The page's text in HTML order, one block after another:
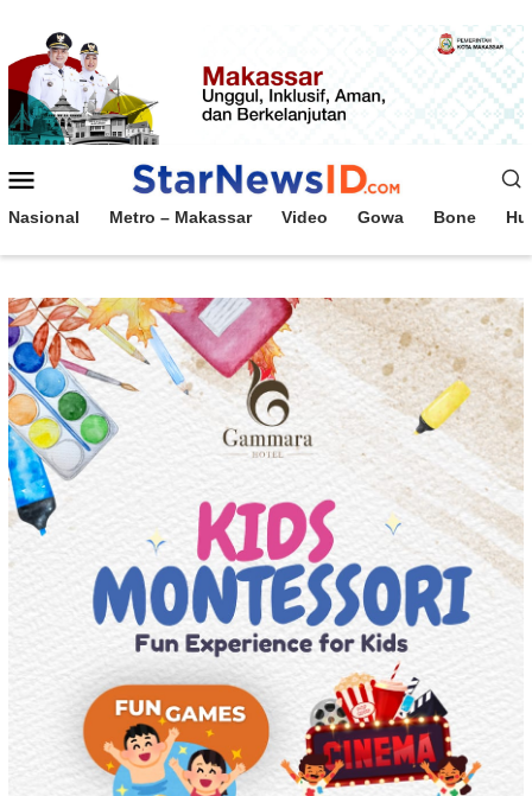
konten
Mobile
Nasional Metro – Makassar Video Gowa Bone